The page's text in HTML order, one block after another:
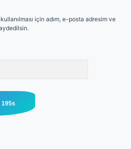
için adım, e-posta adresim ve